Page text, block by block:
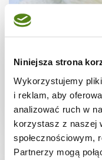
Niniejsza strona
Wykorzystujemy
i reklam, aby
analizować ruch w
korzystasz z naszej
społecznościowym,
Partnerzy mogą
1